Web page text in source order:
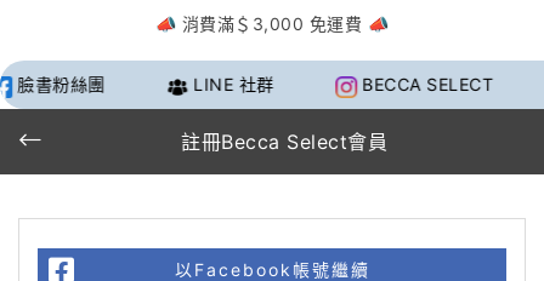
📣 消費滿＄3,000 免運費 📣
臉書粉絲團 LINE 社群 BECCA SELECT
註冊Becca Select會員
以Facebook帳號繼續